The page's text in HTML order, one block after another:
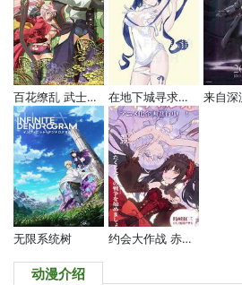
百花缭乱 武士日后谈 在地下城寻求邂逅是否搞错了什么 OVA
无限系统树 约会大作战 赤黑新章：虚或实
动漫介绍